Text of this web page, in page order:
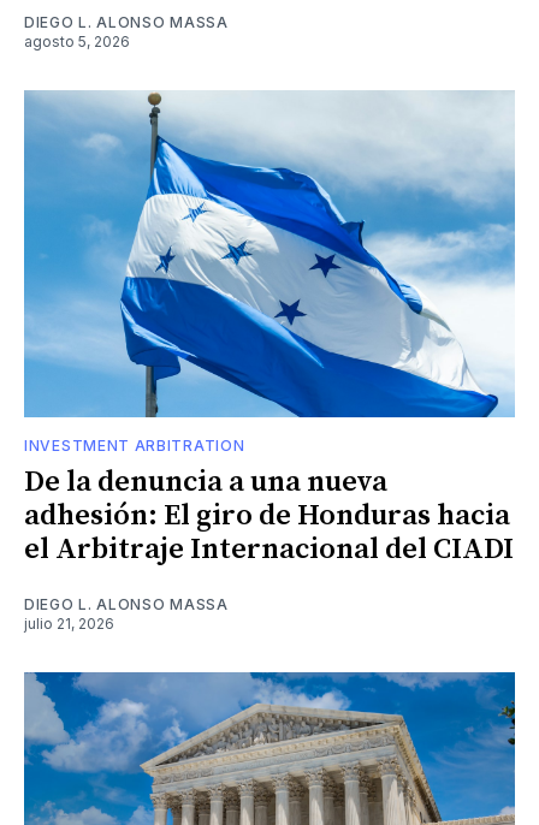
DIEGO L. ALONSO MASSA
agosto 5, 2026
INVESTMENT ARBITRATION
De la denuncia a una nueva
adhesión: El giro de Honduras hacia
el Arbitraje Internacional del CIADI
DIEGO L. ALONSO MASSA
julio 21, 2026